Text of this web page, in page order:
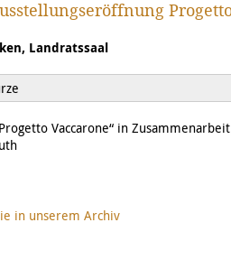
Landratssaal
Vaccarone“ in
in unserem Archiv